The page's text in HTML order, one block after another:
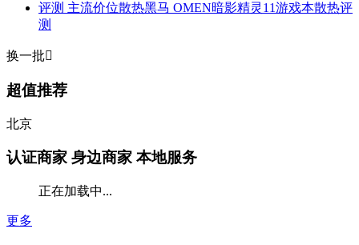
评测 主流价位散热黑马 OMEN暗影精灵11游戏本散热评
测
换一批
超值推荐
北京
认证商家 身边商家 本地服务
正在加载中...
更多